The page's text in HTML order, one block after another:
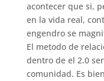
acontecer que si,
en la vida real,
engendro se
El metodo de
dentro de el 2.0
comunidad. Es